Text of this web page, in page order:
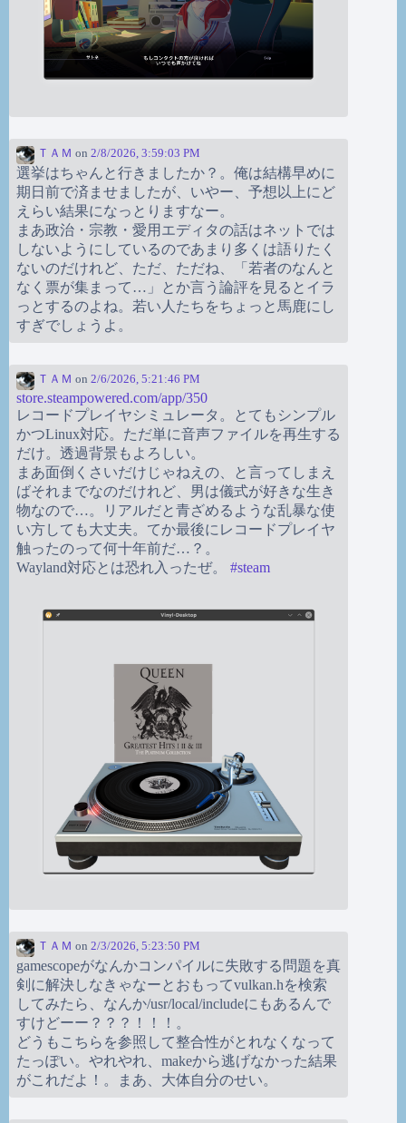
ＴＡＭ on 2/8/2026, 3:59:03 PM
選挙はちゃんと行きましたか？。俺は結構早めに
期日前で済ませましたが、いやー、予想以上にど
えらい結果になっとりますなー。
まあ政治・宗教・愛用エディタの話はネットでは
しないようにしているのであまり多くは語りたく
ないのだけれど、ただ、ただね、「若者のなんと
なく票が集まって…」とか言う論評を見るとイラ
っとするのよね。若い人たちをちょっと馬鹿にし
すぎでしょうよ。
ＴＡＭ on 2/6/2026, 5:21:46 PM
store.steampowered.com/app/350
レコードプレイヤシミュレータ。とてもシンプル
かつLinux対応。ただ単に音声ファイルを再生する
だけ。透過背景もよろしい。
まあ面倒くさいだけじゃねえの、と言ってしまえ
ばそれまでなのだけれど、男は儀式が好きな生き
物なので…。リアルだと青ざめるような乱暴な使
い方しても大丈夫。てか最後にレコードプレイヤ
触ったのって何十年前だ…？。
Wayland対応とは恐れ入ったぜ。 #steam
ＴＡＭ on 2/3/2026, 5:23:50 PM
gamescopeがなんかコンパイルに失敗する問題を真
剣に解決しなきゃなーとおもってvulkan.hを検索
してみたら、なんか/usr/local/includeにもあるんで
すけどーー？？？！！！。
どうもこちらを参照して整合性がとれなくなって
たっぽい。やれやれ、makeから逃げなかった結果
がこれだよ！。まあ、大体自分のせい。